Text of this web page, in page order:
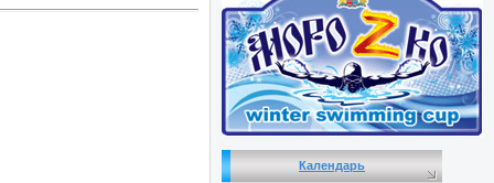
Календарь